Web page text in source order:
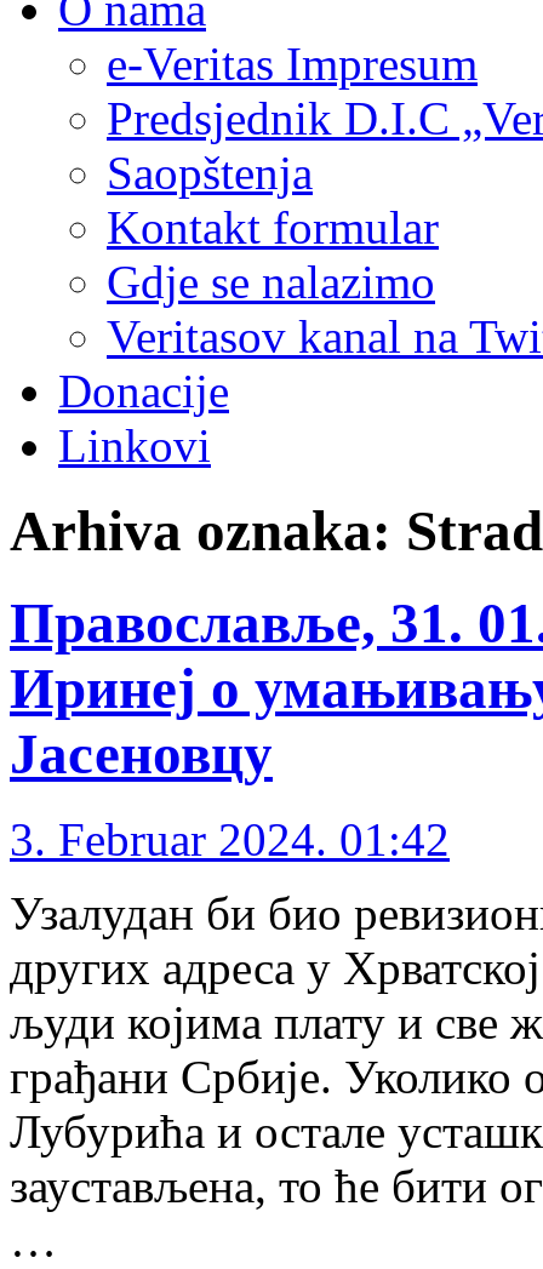
e-Veritas Impresum
Predsjednik D.I.C
Saopštenja
Kontakt formular
Gdje se nalazimo
Veritasov kanal na
Donacije
Linkovi
Arhiva oznaka:
Православље, 31.
Иринеј о
Јасеновцу
3. Februar 2024. 01:42
Узалудан би био
других адреса у
људи којима плату и све
грађани Србије. Уколико
Лубурића и остале
заустављена, то ће бити
…